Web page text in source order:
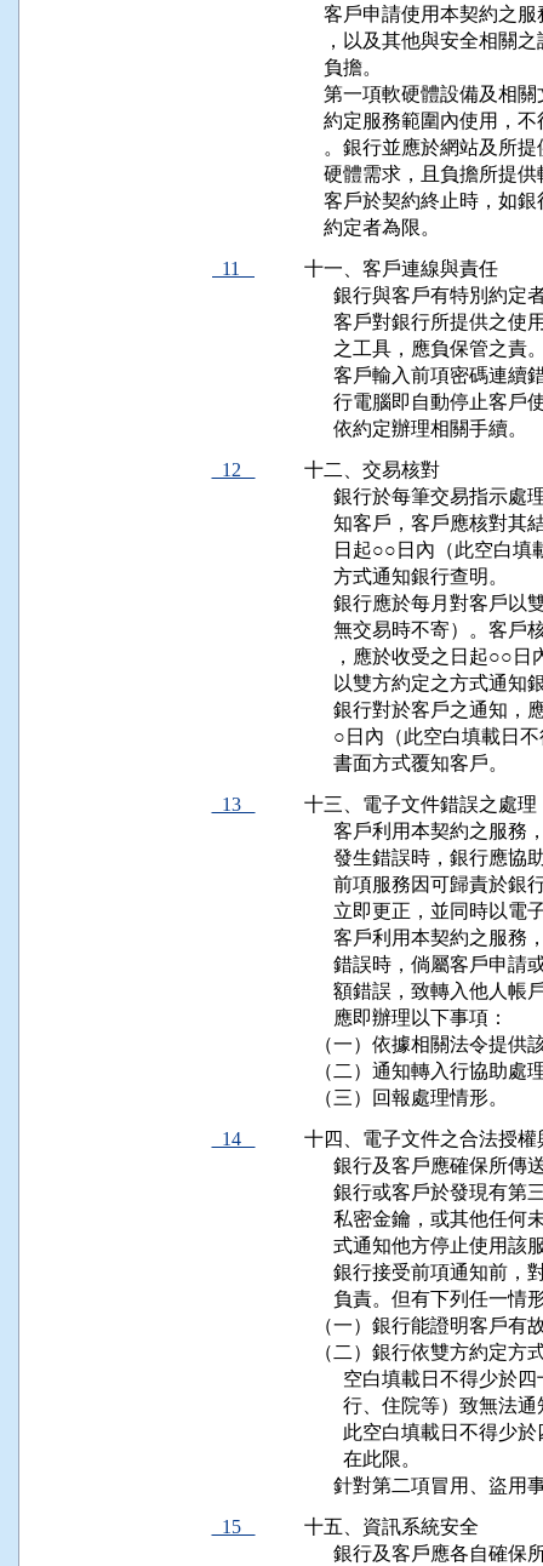
客戶申請使用本契約之
，以及其他與安全相關
    負擔。
第一項軟硬體設備及相
約定服務範圍內使用，
。銀行並應於網站及所
硬體需求，且負擔所提
客戶於契約終止時，如
    約定者為限。
11
十一、客戶連線與責任
銀行與客戶有特別約
客戶對銀行所提供之
之工具，應負保管之責
客戶輸入前項密碼連
行電腦即自動停止客
      依約定辦理相關手續。
12
十二、交易核對
銀行於每筆交易指示
知客戶，客戶應核對
日起○○日內（此空白
      方式通知銀行查明。
銀行應於每月對客戶
無交易時不寄）。客
，應於收受之日起○○
以雙方約定之方式通知
銀行對於客戶之通知
○日內（此空白填載
      書面方式覆知客戶。
13
十三、電子文件錯誤之處理
客戶利用本契約之服
發生錯誤時，銀行應
前項服務因可歸責於
立即更正，並同時以
客戶利用本契約之服
錯誤時，倘屬客戶申
額錯誤，致轉入他人
      應即辦理以下事項：
（一）依據相關法令提供
（二）通知轉入行協助處
  （三）回報處理情形。
14
十四、電子文件之合法授權
銀行及客戶應確保所
銀行或客戶於發現有
私密金鑰，或其他任
式通知他方停止使用
銀行接受前項通知前
負責。但有下列任一
（一）銀行能證明客戶有
（二）銀行依雙方約定
空白填載日不得少
行、住院等）致無
此空白填載日不得
        在此限。
針對第二項冒用、盜
15
十五、資訊系統安全
銀行及客戶應各自確